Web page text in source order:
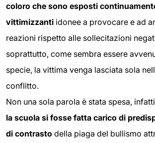
coloro che sono esposti
vittimizzanti idonee a provocare e ad
reazioni rispetto alle sollecitazioni
soprattutto, come sembra essere
specie, la vittima venga lasciata sola
conflitto.
Non una sola parola è stata spesa,
la scuola si fosse fatta carico di
di contrasto della piaga del bullismo